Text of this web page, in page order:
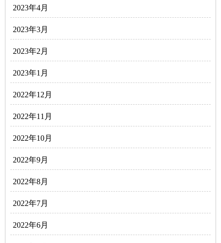
2023年4月
2023年3月
2023年2月
2023年1月
2022年12月
2022年11月
2022年10月
2022年9月
2022年8月
2022年7月
2022年6月